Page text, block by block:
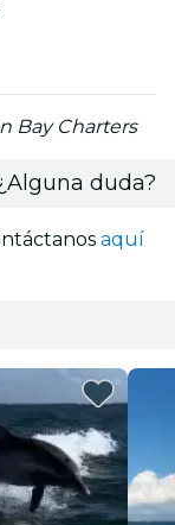
Bay Charters
duda?
aquí